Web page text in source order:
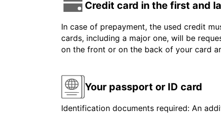
Credit card in the first and
In case of prepayment, the used credit
cards, including a major one, will be
on the front or on the back of your card
Your passport or ID card
Identification documents required: An